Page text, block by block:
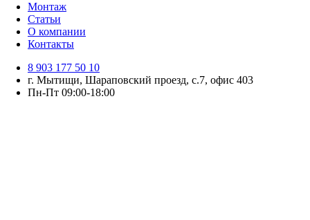
Монтаж
Статьи
О компании
Контакты
8 903 177 50 10
г. Мытищи, Шараповский проезд, с.7, офис 403
Пн-Пт 09:00-18:00